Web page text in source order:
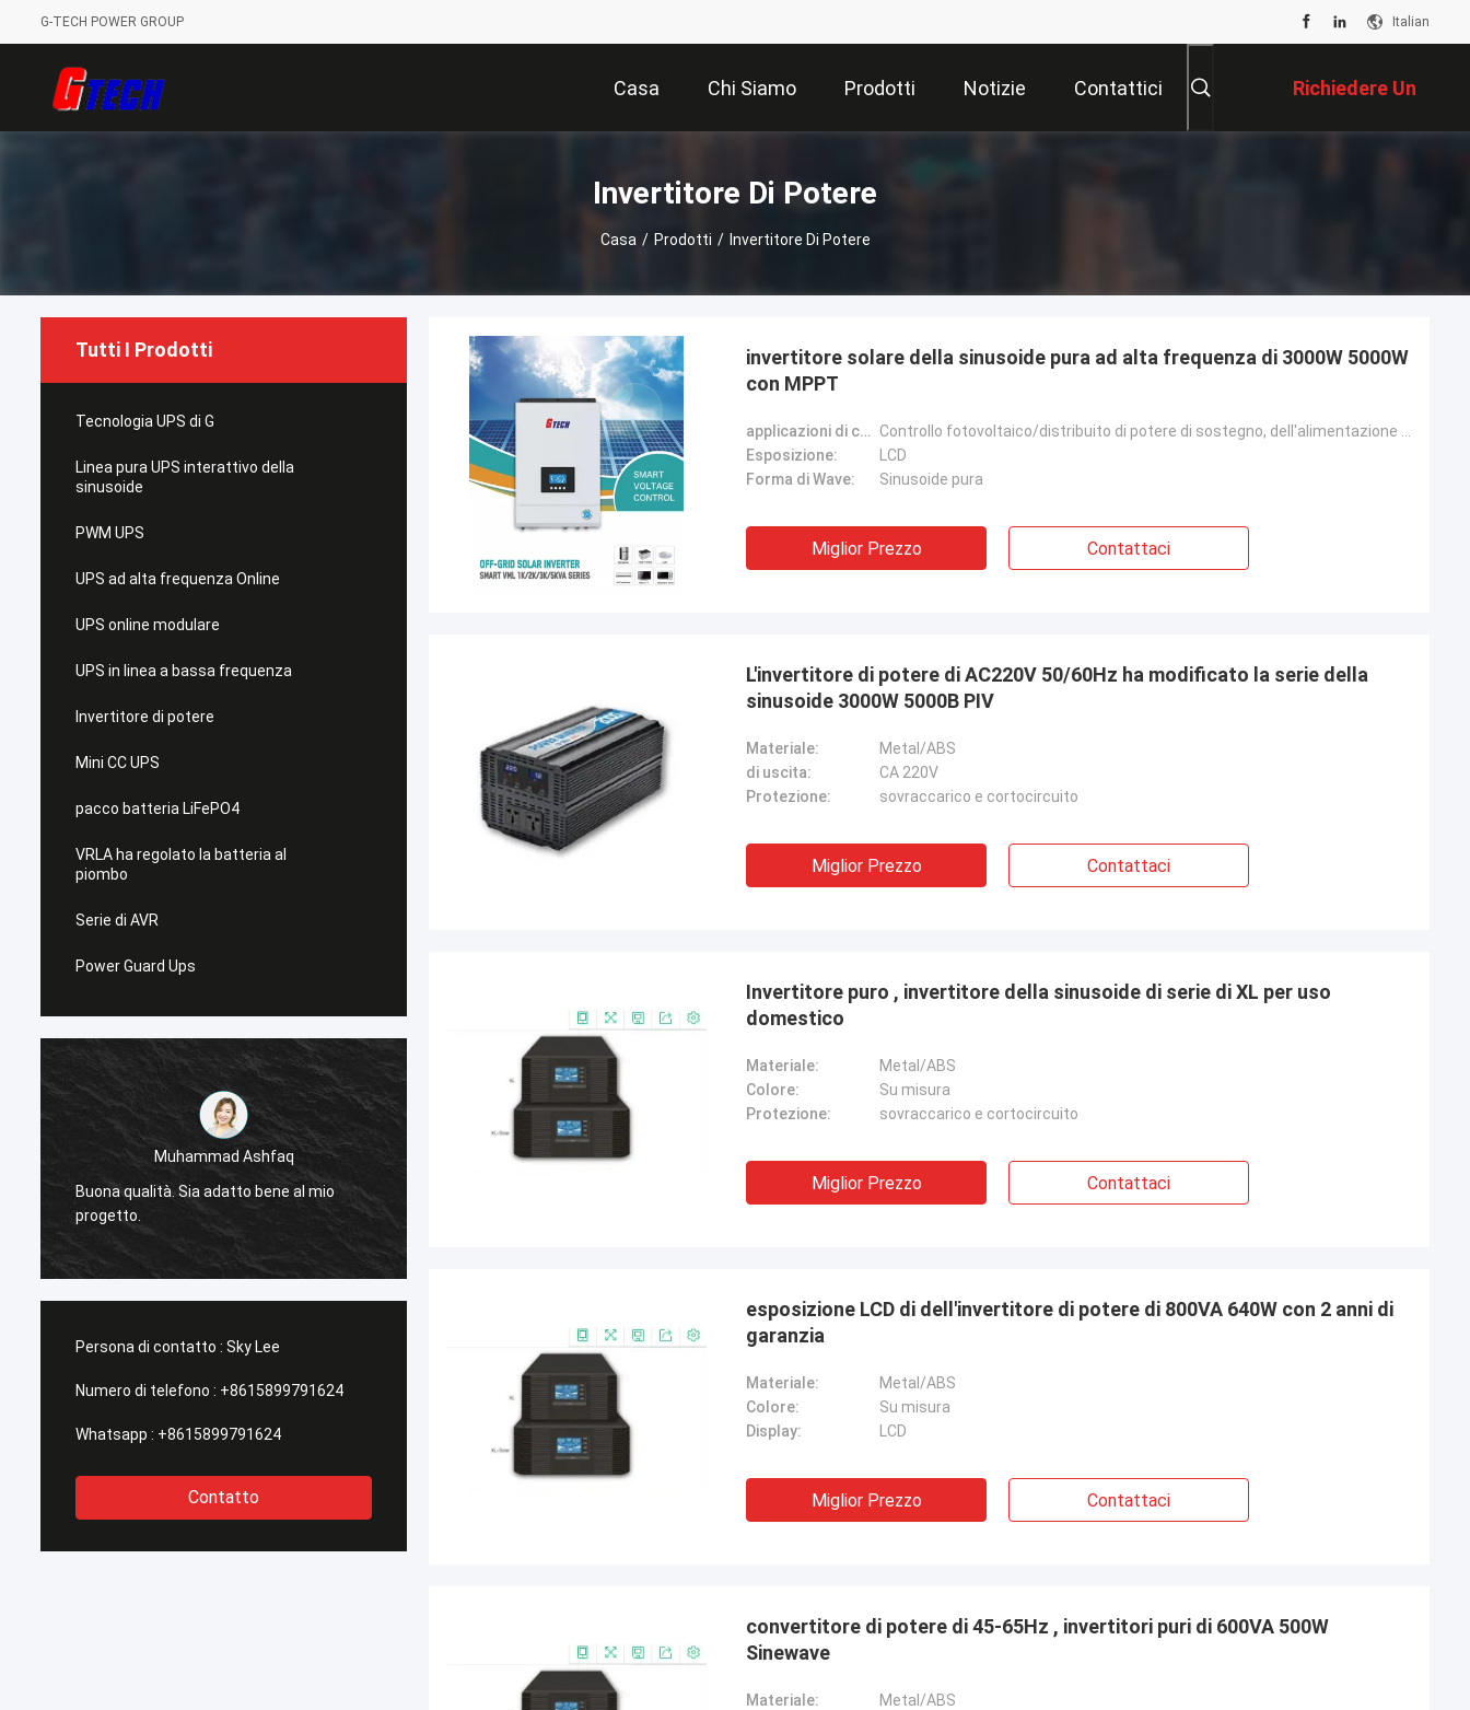
G-TECH POWER GROUP Italian
Casa Chi Siamo Prodotti Notizie Contattici Richiedere Un
Preventivo
Invertitore Di Potere
Casa / Prodotti / Invertitore Di Potere
Tutti I Prodotti
Tecnologia UPS di G
Linea pura UPS interattivo della
sinusoide
PWM UPS
UPS ad alta frequenza Online
UPS online modulare
UPS in linea a bassa frequenza
Invertitore di potere
Mini CC UPS
pacco batteria LiFePO4
VRLA ha regolato la batteria al
piombo
Serie di AVR
Power Guard Ups
Muhammad Ashfaq
Buona qualità. Sia adatto bene al mio
progetto.
Stamatis Greece
Persona di contatto : Sky Lee
Numero di telefono : +8615899791624
Whatsapp : +8615899791624
Contatto
invertitore solare della sinusoide pura ad alta frequenza di 3000W 5000W
con MPPT
applicazioni di controllo di Fuori griglia:
Esposizione:
LCD
Forma di Wave:
Sinusoide pura
Miglior Prezzo Contattaci
L'invertitore di potere di AC220V 50/60Hz ha modificato la serie della
sinusoide 3000W 5000B PIV
Materiale:
Metal/ABS
di uscita:
CA 220V
Protezione:
sovraccarico e cortocircuito
Miglior Prezzo Contattaci
Invertitore puro , invertitore della sinusoide di serie di XL per uso
domestico
Materiale:
Metal/ABS
Colore:
Su misura
Protezione:
sovraccarico e cortocircuito
Miglior Prezzo Contattaci
esposizione LCD di dell'invertitore di potere di 800VA 640W con 2 anni di
garanzia
Materiale:
Metal/ABS
Colore:
Su misura
Display:
LCD
Miglior Prezzo Contattaci
convertitore di potere di 45-65Hz , invertitori puri di 600VA 500W
Sinewave
Materiale:
Metal/ABS